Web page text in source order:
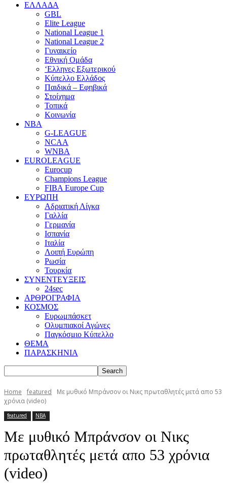
EΛΛΑΔΑ
GBL
Elite League
National League 1
National League 2
Γυναικείο
Εθνική Ομάδα
‘Ελληνες Εξωτερικού
Κύπελλο Ελλάδος
Παιδικά – Εφηβικά
Στοίχημα
Τοπικά
Κοινωνία
NBA
G-LEAGUE
NCAA
WNBA
ΕUROLEAGUE
Eurocup
Champions League
FIBA Europe Cup
ΕΥΡΩΠΗ
Αδριατική Λίγκα
Γαλλία
Γερμανία
Ισπανία
Ιταλία
Λοιπή Ευρώπη
Ρωσία
Τουρκία
ΣΥΝΕΝΤΕΥΞΕΙΣ
24sec
ΑΡΘΡΟΓΡΑΦΙΑ
ΚΟΣΜΟΣ
Ευρωμπάσκετ
Ολυμπιακοί Αγώνες
Παγκόσμιο Κύπελλο
ΘΕΜΑ
ΠΑΡΑΣΚΗΝΙΑ
Home featured
Με μυθικό Μπράνσον οι Νικς πρωταθλητές μετά απο 53
χρόνια (video)
featured NBA
Με μυθικό Μπράνσον οι Νικς
πρωταθλητές μετά απο 53 χρόνια
(video)